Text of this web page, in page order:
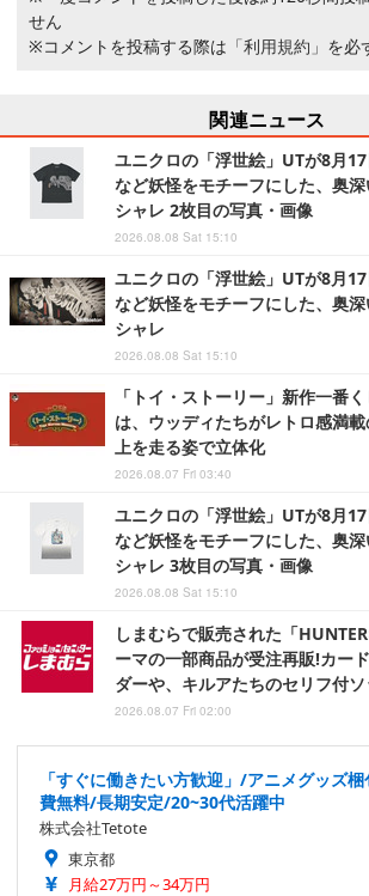
せん
※コメントを投稿する際は 「利用規約」 を必
関連ニュース
ユニクロの「浮世絵」UTが8月
など妖怪をモチーフにした、奥
シャレ 2枚目の写真・画像
2026.08.08 Sat 15:10
ユニクロの「浮世絵」UTが8月
など妖怪をモチーフにした、奥
シャレ
2026.08.08 Sat 15:10
「トイ・ストーリー」新作一番
は、ウッディたちがレトロ感満
上を走る姿で立体化
2026.08.07 Fri 03:40
ユニクロの「浮世絵」UTが8月
など妖怪をモチーフにした、奥
シャレ 3枚目の写真・画像
2026.08.08 Sat 15:10
しまむらで販売された「
ーマの一部商品が受注再販!カー
ダーや、キルアたちのセリフ付
2026.08.07 Fri 02:00
「すぐに働きたい方歓迎」/アニメグッズ
費無料/長期安定/20~30代活躍中
株式会社Tetote
東京都
月給27万円～34万円